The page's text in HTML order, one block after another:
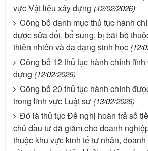
vực Vật liệu xây dựng (12/02/2026)
Công bố danh mục thủ tục hành
được sửa đổi, bổ sung, bị bãi bỏ
thiên nhiên và đa dạng sinh học (12/
Công bố 12 thủ tục hành chính
dựng (12/02/2026)
Công bố 20 thủ tục hành chính
trong lĩnh vực Luật sư (13/02/2026)
Đó là thủ tục Đề nghị hoàn trả số
chủ đầu tư đã giảm cho doanh
thuộc khu vực kinh tế tư nhân,